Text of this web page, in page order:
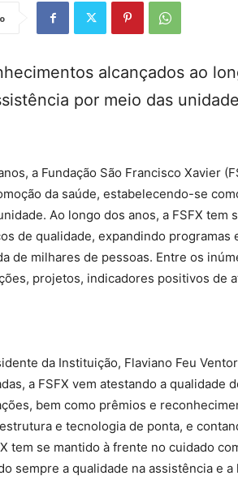
alcançados ao
por meio das
a Fundação São Francisco Xavier
da saúde, estabelecendo-se
Ao longo dos anos, a FSFX tem
de qualidade, expandindo programas
de milhares de pessoas. Entre os
projetos, indicadores positivos de
da Instituição, Flaviano Feu
a FSFX vem atestando a qualidade
bem como prêmios e
e tecnologia de ponta, e
tem se mantido à frente no cuidado
sempre a qualidade na assistência e a